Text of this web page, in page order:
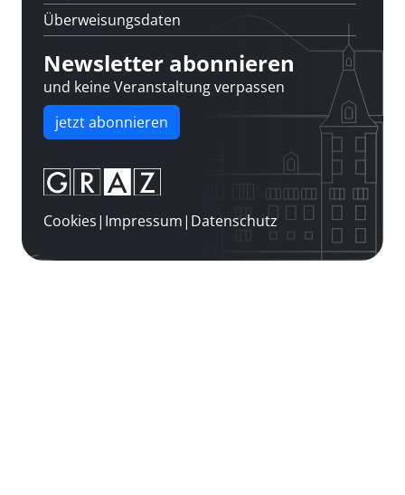
Überweisungsdaten
Newsletter abonnieren
und keine Veranstaltung verpassen
jetzt abonnieren
Cookies| Impressum| Datenschutz